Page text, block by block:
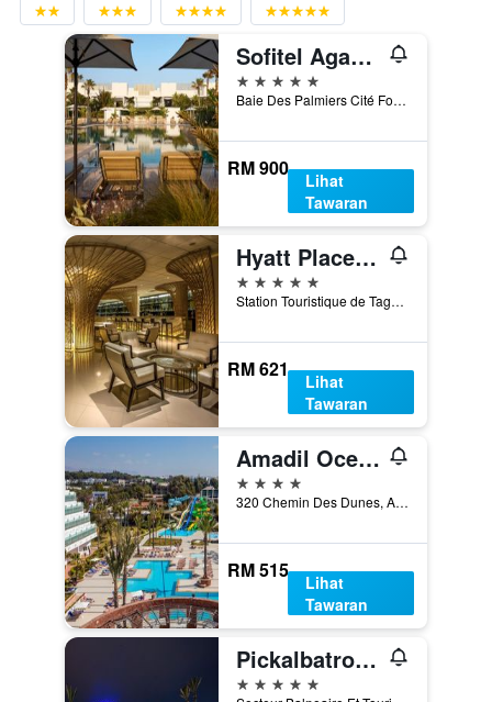
Sofitel Agadir Thalassa sea & spa
5 bintang
Baie Des Palmiers Cité Founty P5 Secteur Touristique, Agadir, Morocco
RM 900
Lihat
Tawaran
Hyatt Place Taghazout Bay
5 bintang
Station Touristique de Taghazout Bay Km 17, Route d'Essaouira, Agadir, Morocco
RM 621
Lihat
Tawaran
Amadil Ocean Club
4 bintang
320 Chemin Des Dunes, Agadir, Morocco
RM 515
Lihat
Tawaran
Pickalbatros Palais Des Roses
5 bintang